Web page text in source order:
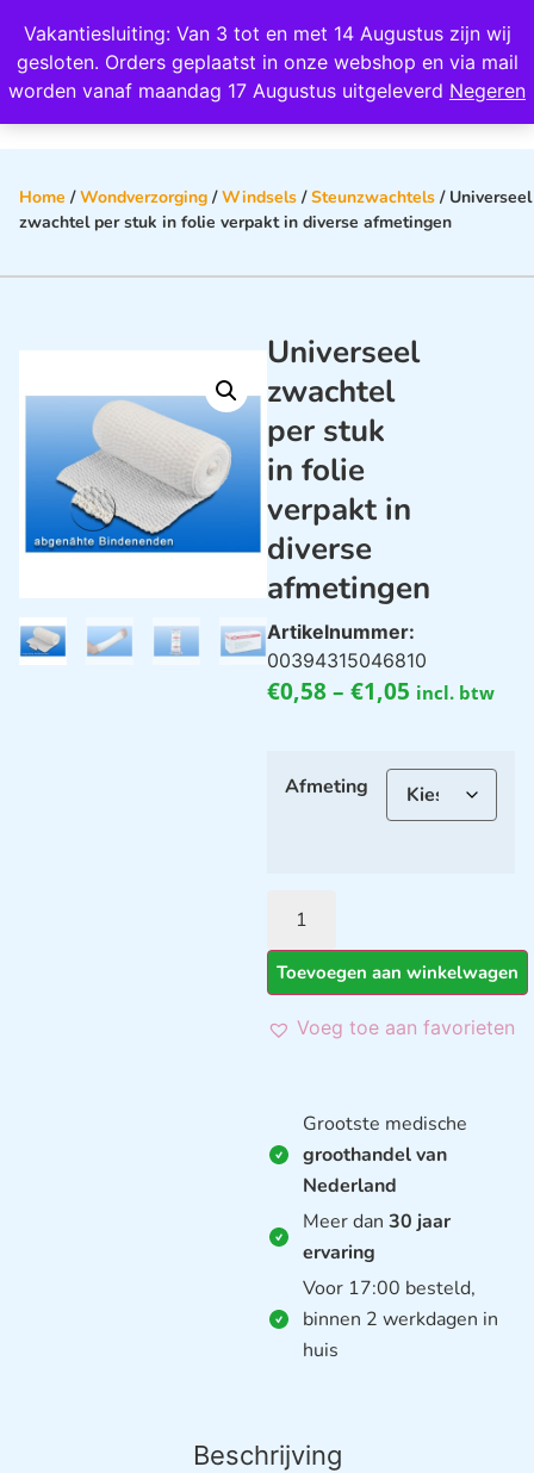
Vakantiesluiting: Van 3 tot en met 14 Augustus zijn wij
gesloten. Orders geplaatst in onze webshop en via mail
worden vanaf maandag 17 Augustus uitgeleverd Negeren
Wij scoren een 4,8 op Google
Home /Wondverzorging /Windsels /Steunzwachtels / Universeel
zwachtel per stuk in folie verpakt in diverse afmetingen
Universeel
zwachtel
per stuk
in folie
verpakt in
diverse
afmetingen
Artikelnummer:
00394315046810
€0,58– €1,05 incl. btw
Afmeting
Toevoegen aan winkelwagen
Voeg toe aan favorieten
Grootste medische
groothandel van
Nederland
Meer dan 30 jaar
ervaring
Voor 17:00 besteld,
binnen 2 werkdagen in
huis
Beschrijving